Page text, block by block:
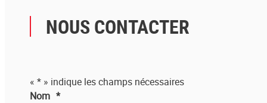
NOUS CONTACTER
« * » indique les champs nécessaires
Nom *